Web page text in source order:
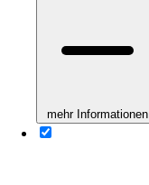
mehr Informationen